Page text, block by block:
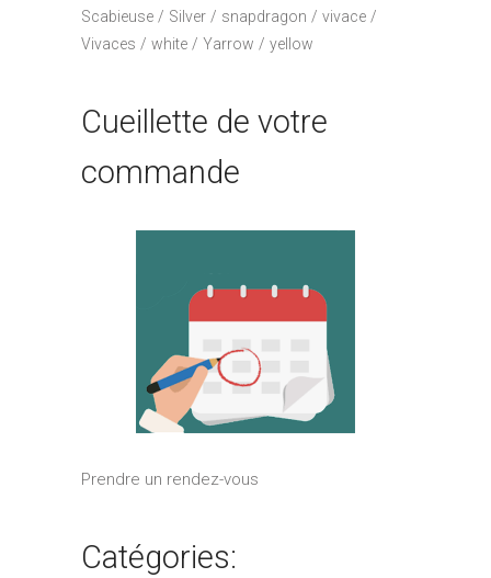
Scabieuse
Silver snapdragon
vivace
Vivaces
white Yarrow yellow
Cueillette de votre
commande
Prendre un rendez-vous
Catégories: